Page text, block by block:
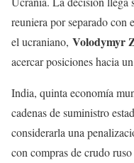
reuniera por separado con
el ucraniano, Volodymyr
acercar posiciones hacia
India, quinta economía
cadenas de suministro
considerarla una
con compras de crudo